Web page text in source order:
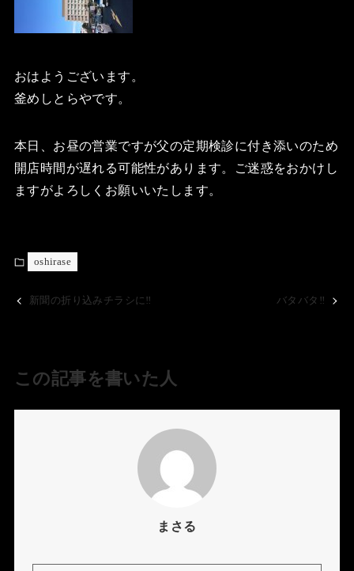
おはようございます。
釜めしとらやです。
本日、お昼の営業ですが父の定期検診に付き添いのため
開店時間が遅れる可能性があります。ご迷惑をおかけし
ますがよろしくお願いいたします。
oshirase
新聞の折り込みチラシに‼️ バタバタ‼️
この記事を書いた人
まさる